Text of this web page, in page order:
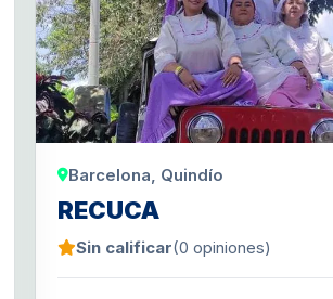
Barcelona, Quindío
RECUCA
Sin calificar(0 opiniones)